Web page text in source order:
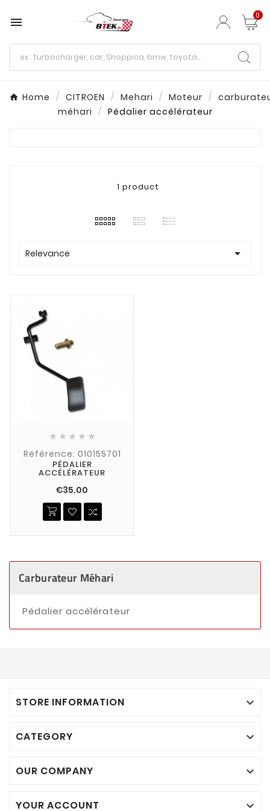
 0
Home CITROEN Mehari Moteur
méhari
Pédalier accélérateur
1 product
Relevance 
    
Référence: 010155701
PÉDALIER
ACCÉLÉRATEUR
€35.00
Carburateur Méhari
Pédalier accélérateur
STORE INFORMATION 
CATEGORY 
OUR COMPANY 
YOUR ACCOUNT 